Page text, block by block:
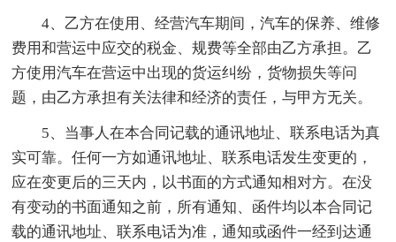
4、乙方在使用、经营汽车期间，汽车的保养、维修
费用和营运中应交的税金、规费等全部由乙方承担。乙
方使用汽车在营运中出现的货运纠纷，货物损失等问
题，由乙方承担有关法律和经济的责任，与甲方无关。
5、当事人在本合同记载的通讯地址、联系电话为真
实可靠。任何一方如通讯地址、联系电话发生变更的，
应在变更后的三天内，以书面的方式通知相对方。在没
有变动的书面通知之前，所有通知、函件均以本合同记
载的通讯地址、联系电话为准，通知或函件一经到达通